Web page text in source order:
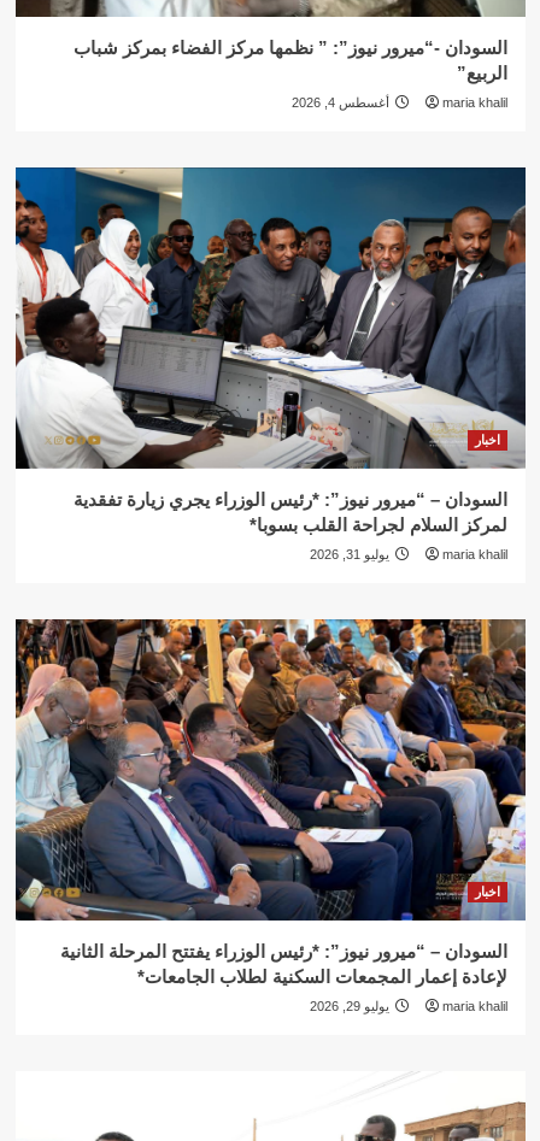
السودان -“ميرور نيوز”: ” نظمها مركز الفضاء بمركز شباب
الربيع”
maria khalil أغسطس 4, 2026
اخبار
السودان – “ميرور نيوز”: *رئيس الوزراء يجري زيارة تفقدية
لمركز السلام لجراحة القلب بسوبا*
maria khalil يوليو 31, 2026
اخبار
السودان – “ميرور نيوز”: *رئيس الوزراء يفتتح المرحلة الثانية
لإعادة إعمار المجمعات السكنية لطلاب الجامعات*
maria khalil يوليو 29, 2026